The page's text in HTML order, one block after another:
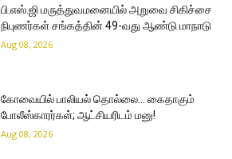
பி.எஸ்.ஜி மருத்துவமனையில் அறுவை சிகிச்சை
நிபுணர்கள் சங்கத்தின் 49-வது ஆண்டு மாநாடு
Aug 08, 2026
கோவையில் பாலியல் தொல்லை… கைதாகும்
போலீஸ்காரர்கள்; ஆட்சியரிடம் மனு!
Aug 08, 2026